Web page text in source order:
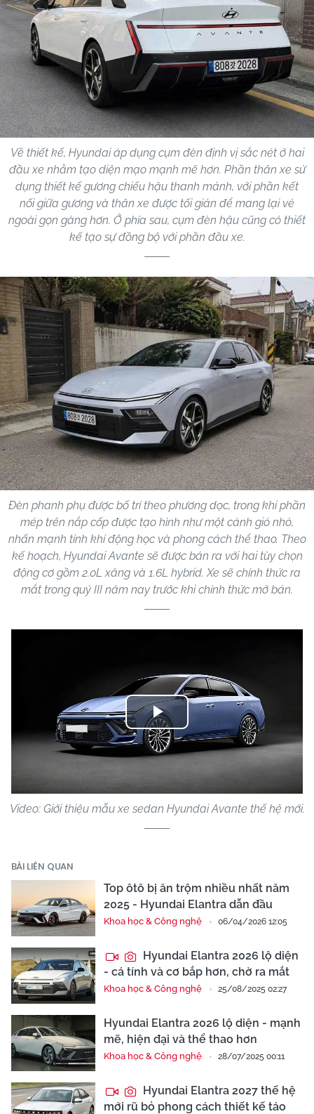
Về thiết kế, Hyundai áp dụng cụm đèn định vị sắc nét ở hai
đầu xe nhằm tạo diện mạo mạnh mẽ hơn. Phần thân xe sử
dụng thiết kế gương chiếu hậu thanh mảnh, với phần kết
nối giữa gương và thân xe được tối giản để mang lại vẻ
ngoài gọn gàng hơn. Ở phía sau, cụm đèn hậu cũng có thiết
kế tạo sự đồng bộ với phần đầu xe.
Đèn phanh phụ được bố trí theo phương dọc, trong khi phần
mép trên nắp cốp được tạo hình như một cánh gió nhỏ,
nhấn mạnh tính khí động học và phong cách thể thao. Theo
kế hoạch, Hyundai Avante sẽ được bán ra với hai tùy chọn
động cơ gồm 2.0L xăng và 1.6L hybrid. Xe sẽ chính thức ra
mắt trong quý III năm nay trước khi chính thức mở bán.
Play
Video
Video: Giới thiệu mẫu xe sedan Hyundai Avante thế hệ mới.
BÀI LIÊN QUAN
Top ôtô bị ăn trộm nhiều nhất năm
2025 - Hyundai Elantra dẫn đầu
Khoa học & Công nghệ 06/04/2026 12:05
Hyundai Elantra 2026 lộ diện
- cá tính và cơ bắp hơn, chờ ra mắt
Khoa học & Công nghệ 25/08/2025 02:27
Hyundai Elantra 2026 lộ diện - mạnh
mẽ, hiện đại và thể thao hơn
Khoa học & Công nghệ 28/07/2025 00:11
Hyundai Elantra 2027 thế hệ
mới rũ bỏ phong cách thiết kế táo